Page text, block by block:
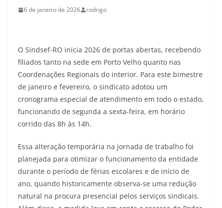
6 de janeiro de 2026 rodrigo
O Sindsef-RO inicia 2026 de portas abertas, recebendo
filiados tanto na sede em Porto Velho quanto nas
Coordenações Regionais do interior. Para este bimestre
de janeiro e fevereiro, o sindicato adotou um
cronograma especial de atendimento em todo o estado,
funcionando de segunda a sexta-feira, em horário
corrido das 8h às 14h.
Essa alteração temporária na jornada de trabalho foi
planejada para otimizar o funcionamento da entidade
durante o período de férias escolares e de início de
ano, quando historicamente observa-se uma redução
natural na procura presencial pelos serviços sindicais.